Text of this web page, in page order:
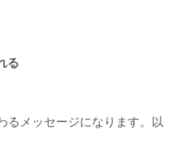
る
るメッセージになります。以